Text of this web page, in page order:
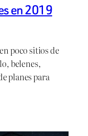
en 2019
poco sitios de
belenes,
planes para